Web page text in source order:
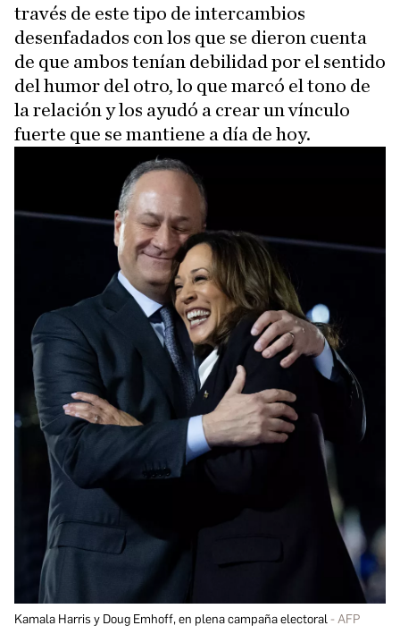
través de este tipo de intercambios
desenfadados con los que se dieron cuenta
de que ambos tenían debilidad por el sentido
del humor del otro, lo que marcó el tono de
la relación y los ayudó a crear un vínculo
fuerte que se mantiene a día de hoy.
Kamala Harris y Doug Emhoff, en plena campaña electoral AFP